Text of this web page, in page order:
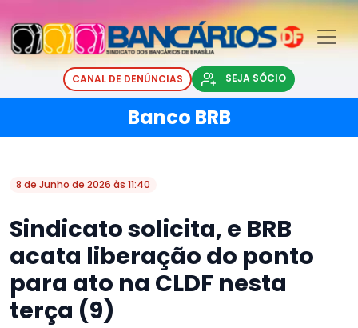
CANAL DE DENÚNCIAS SEJA SÓCIO
Banco BRB
8 de Junho de 2026 às 11:40
Sindicato solicita, e BRB
acata liberação do ponto
para ato na CLDF nesta
terça (9)